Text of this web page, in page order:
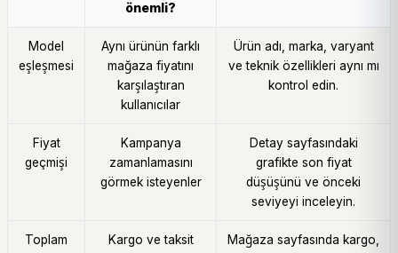
önemli?
Model
eşleşmesi
Aynı ürünün farklı
mağaza fiyatını
karşılaştıran
kullanıcılar
Ürün adı, marka, varyant
ve teknik özellikleri aynı mı
kontrol edin.
Fiyat
geçmişi
Kampanya
zamanlamasını
görmek isteyenler
Detay sayfasındaki
grafikte son fiyat
düşüşünü ve önceki
seviyeyi inceleyin.
Toplam
Kargo ve taksit
Mağaza sayfasında kargo,